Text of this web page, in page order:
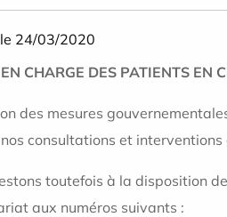
24/03/2020
CHARGE DES PATIENTS EN
des mesures
consultations et
toutefois à la disposition
aux numéros suivants :